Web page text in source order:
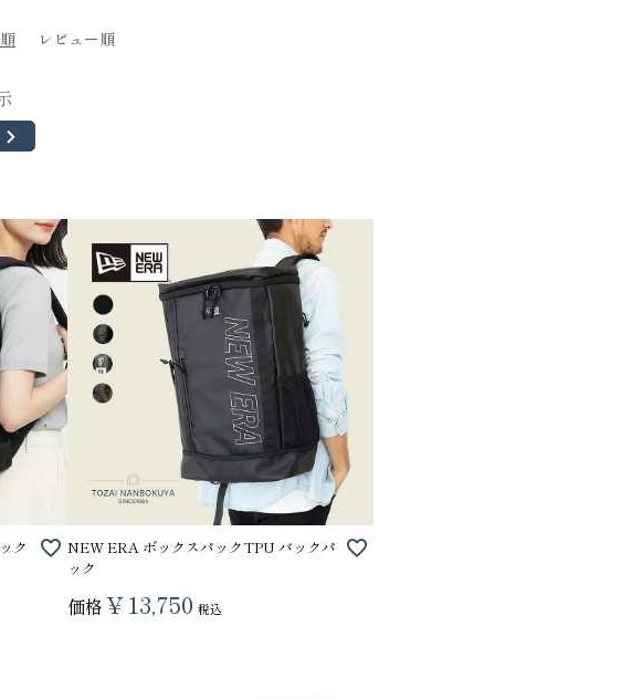
LAB アルファベット スエ
VIOLAdORO TRERO トレロ トー
トバッグ
31,900
レビュー順
ク
NEW ERA ボックスパックTPU バックパ
ック
価格 ¥13,750 税込